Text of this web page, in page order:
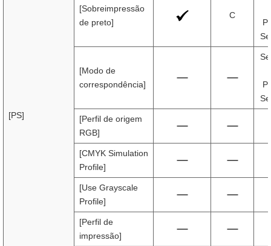
[PS]
[Sobreimpressão
de preto]
C
[Modo de
correspondência]
[Perfil de origem
RGB]
[CMYK Simulation
Profile]
[Use Grayscale
Profile]
[Perfil de
impressão]